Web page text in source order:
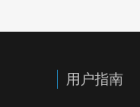
用户指南